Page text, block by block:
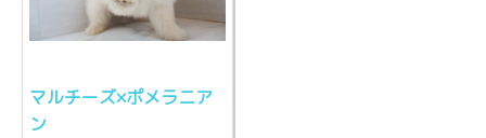
マルチーズ×ポメラニア
ン